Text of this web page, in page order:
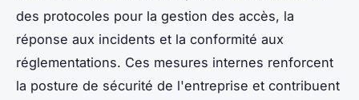
des protocoles pour la gestion des accès, la
réponse aux incidents et la conformité aux
réglementations. Ces mesures internes renforcent
la posture de sécurité de l'entreprise et contribuent